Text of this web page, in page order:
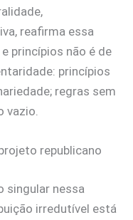
reafirma essa
princípios não é de
princípios
regras sem
vazio.
republicano
singular nessa
irredutível está